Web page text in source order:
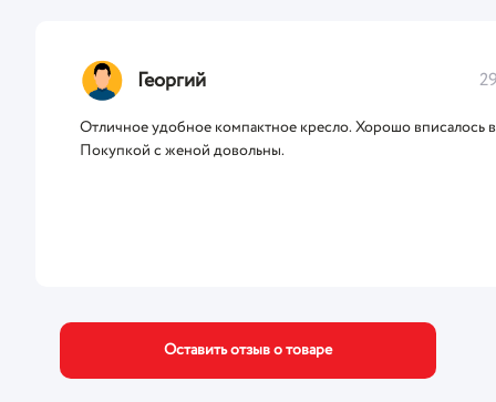
Георгий
Отличное удобное компактное кресло. Хорошо вписалось
Покупкой с женой довольны.
Оставить отзыв о товаре